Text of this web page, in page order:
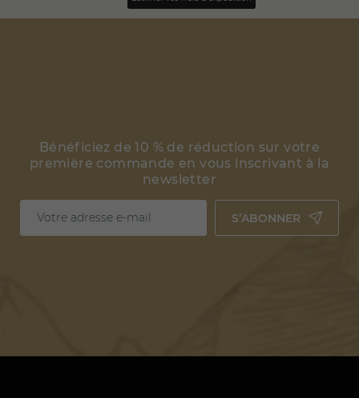
Bénéficiez de 10 % de réduction sur votre
première commande en vous inscrivant à la
newsletter
S’ABONNER